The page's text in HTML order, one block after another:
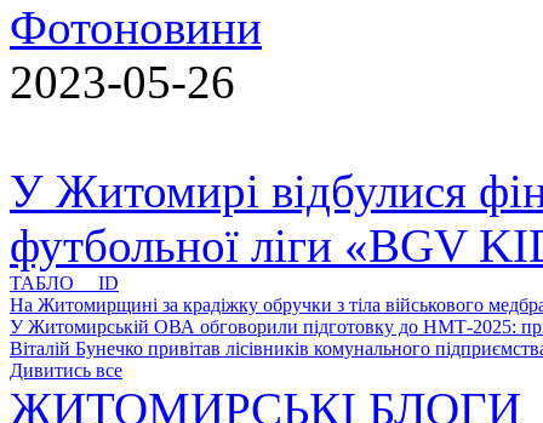
Фотоновини
2023-05-26
У Житомирі відбулися
футбольної ліги «BGV
ТАБЛО ID
На Житомирщині за крадіжку обручки з тіла військового
У Житомирській ОВА обговорили підготовку до НМТ-2025:
Віталій Бунечко привітав лісівників комунального
Дивитись все
ЖИТОМИРСЬКІ БЛОГИ